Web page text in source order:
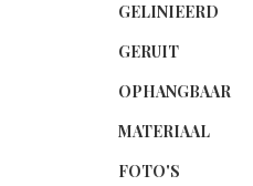
GELINIEERD
GERUIT
OPHANGBAAR
MATERIAAL
FOTO'S